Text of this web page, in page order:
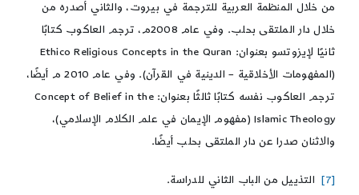
من خلال المنظمة العربية للترجمة في بيروت، والثاني أصدره من
خلال دار الملتقى بحلب. وفي عام 2008م، ترجم العاكوب كتابًا
ثانيًا لإيزوتسو بعنوان: Ethico Religious Concepts in the Quran
(المفهومات الأخلاقية – الدينية في القرآن). وفي عام 2010 م أيضًا،
ترجم العاكوب نفسه كتابًا ثالثًا بعنوان: Concept of Belief in the
Islamic Theology (مفهوم الإيمان في علم الكلام الإسلامي)،
والاثنان صدرا عن دار الملتقى بحلب أيضًا.
[7] التذييل من الباب الثاني للدراسة.